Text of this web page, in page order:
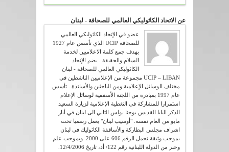
عن الاتحاد الكاثوليكي العالمي للصحافة - لبنان
عضو في الإتحاد الكاثوليكي العالمي
للصحافة UCIP الذي تأسس عام 1927
بهدف جمع كلمة الاعلاميين لخدمة
السلام والحقيقة . يضم الإتحاد
الكاثوليكي العالمي للصحافة - لبنان
UCIP – LIBAN مجموعة من الإعلاميين الناشطين في
مختلف الوسائل الإعلامية ومن الباحثين والأساتذة . تأسس
عام 1997 بمبادرة من اللجنة الأسقفية لوسائل الإعلام
استمرارا للمشاركة في التغطية الإعلامية لزيارة السعيد
الذكر البابا القديس يوحنا بولس الثاني الى لبنان في أيار
مايو من العام نفسه. "أوسيب لبنان" يعمل رسميا تحت
اشراف مجلس البطاركة والأساقفة الكاثوليك في لبنان
بموجب وثيقة تحمل الرقم 606 على 2000. وبموجب علم